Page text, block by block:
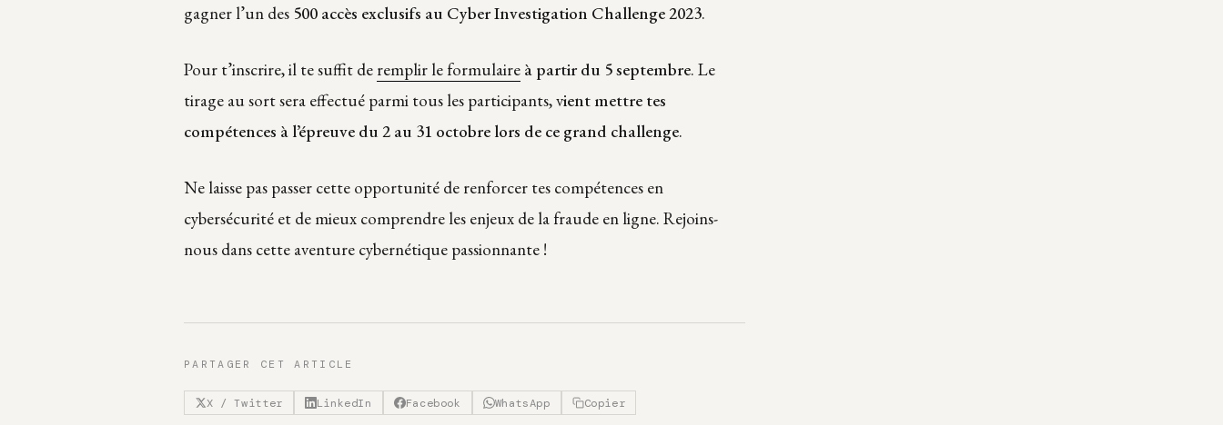
gagner l’un des 500 accès exclusifs au Cyber Investigation Challenge 2023.
Pour t’inscrire, il te suffit de remplir le formulaire à partir du 5 septembre. Le
tirage au sort sera effectué parmi tous les participants, vient mettre tes
compétences à l’épreuve du 2 au 31 octobre lors de ce grand challenge.
Ne laisse pas passer cette opportunité de renforcer tes compétences en
cybersécurité et de mieux comprendre les enjeux de la fraude en ligne. Rejoins-
nous dans cette aventure cybernétique passionnante !
PARTAGER CET ARTICLE
X / Twitter LinkedIn Facebook WhatsApp Copier